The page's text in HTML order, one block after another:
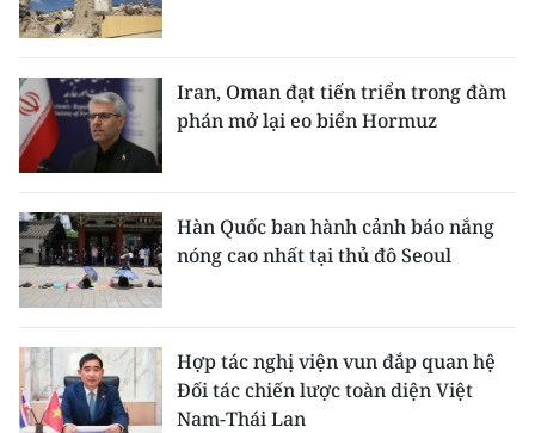
Iran, Oman đạt tiến triển trong đàm
phán mở lại eo biển Hormuz
Hàn Quốc ban hành cảnh báo nắng
nóng cao nhất tại thủ đô Seoul
Hợp tác nghị viện vun đắp quan hệ
Đối tác chiến lược toàn diện Việt
Nam-Thái Lan